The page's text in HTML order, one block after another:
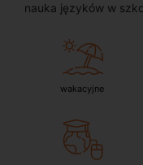
nauka języków w
wakacyjne